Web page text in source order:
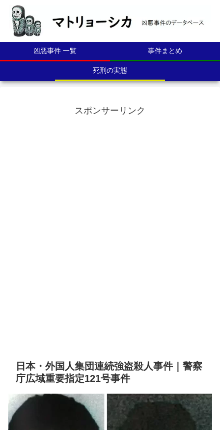
凶悪事件 一覧 事件まとめ
死刑の実態
スポンサーリンク
日本・外国人集団連続強盗殺人事件｜警察
庁広域重要指定121号事件